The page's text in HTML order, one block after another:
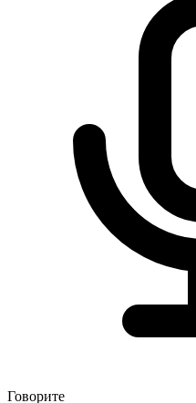
Говорите